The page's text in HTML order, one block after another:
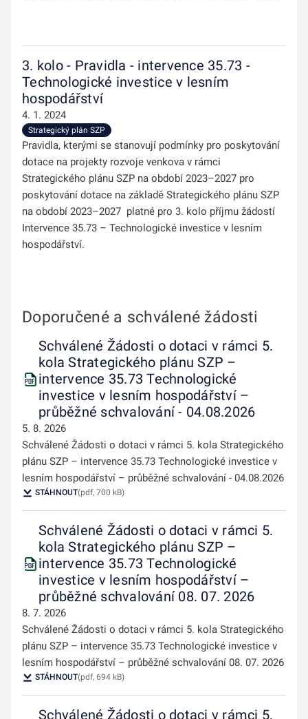
3. kolo - Pravidla - intervence 35.73 -
Technologické investice v lesním
hospodářství
4. 1. 2024
Strategický plán SZP
Pravidla, kterými se stanovují podmínky pro poskytování
dotace na projekty rozvoje venkova v rámci
Strategického plánu SZP na období 2023–2027 pro
poskytování dotace na základě Strategického plánu SZP
na období 2023–2027 platné pro 3. kolo příjmu žádostí
Intervence 35.73 – Technologické investice v lesním
hospodářství.
Doporučené a schválené žádosti
Schválené Žádosti o dotaci v rámci 5.
kola Strategického plánu SZP –
intervence 35.73 Technologické
investice v lesním hospodářství –
průběžné schvalování - 04.08.2026
5. 8. 2026
Schválené Žádosti o dotaci v rámci 5. kola Strategického
plánu SZP – intervence 35.73 Technologické investice v
lesním hospodářství – průběžné schvalování - 04.08.2026
STÁHNOUT(pdf, 700 kB)
Schválené Žádosti o dotaci v rámci 5.
kola Strategického plánu SZP –
intervence 35.73 Technologické
investice v lesním hospodářství –
průběžné schvalování 08. 07. 2026
8. 7. 2026
Schválené Žádosti o dotaci v rámci 5. kola Strategického
plánu SZP – intervence 35.73 Technologické investice v
lesním hospodářství – průběžné schvalování 08. 07. 2026
STÁHNOUT(pdf, 694 kB)
Schválené Žádosti o dotaci v rámci 5.